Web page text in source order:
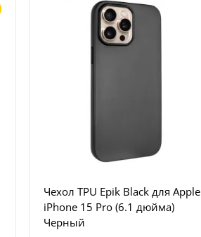
Чехол TPU Epik Black для Apple
iPhone 15 Pro (6.1 дюйма)
Черный